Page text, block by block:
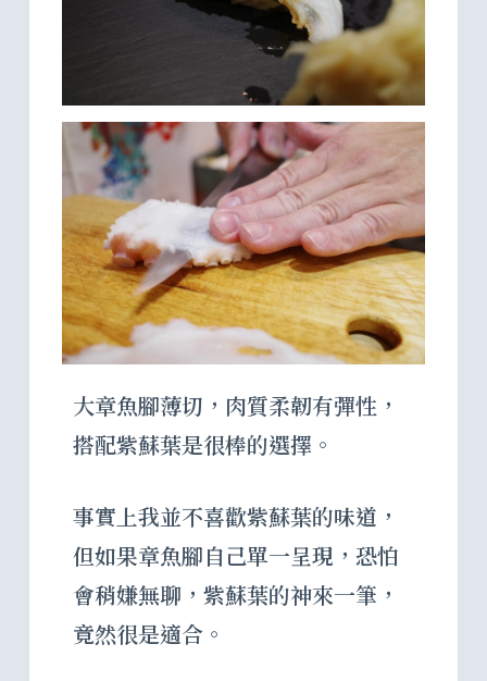
大章魚腳薄切，肉質柔韌有彈性，
搭配紫蘇葉是很棒的選擇。
事實上我並不喜歡紫蘇葉的味道，
但如果章魚腳自己單一呈現，恐怕
會稍嫌無聊，紫蘇葉的神來一筆，
竟然很是適合。